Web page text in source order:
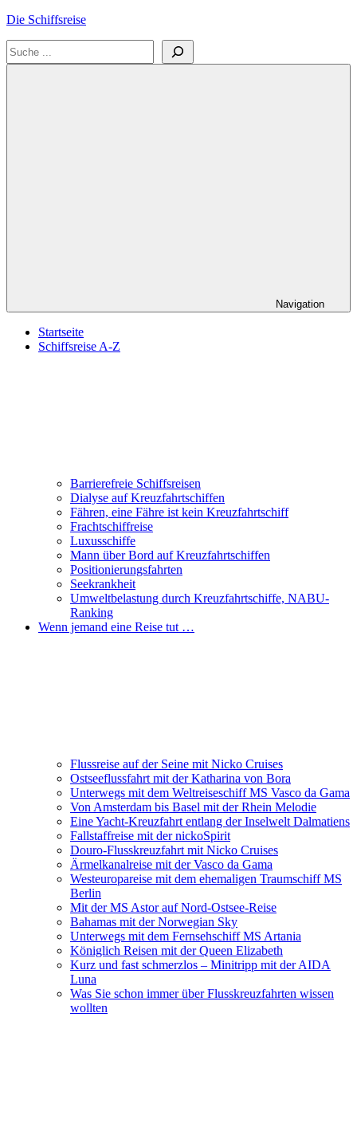
Zum
springen
Die Schiffsreise
Literatur-
Suchen
Navigation
Startseite
Schiffsreise A-Z
Barrierefreie Schiffsreisen
Dialyse auf Kreuzfahrtschiffen
Fähren, eine Fähre ist kein Kreuzfahrtschiff
Frachtschiffreise
Luxusschiffe
Mann über Bord auf Kreuzfahrtschiffen
Positionierungsfahrten
Seekrankheit
Umweltbelastung durch Kreuzfahrtschiffe, NABU-
Ranking
Wenn jemand eine Reise tut …
Flussreise auf der Seine mit Nicko Cruises
Ostseeflussfahrt mit der Katharina von Bora
Unterwegs mit dem Weltreiseschiff MS Vasco da Gama
Von Amsterdam bis Basel mit der Rhein Melodie
Eine Yacht-Kreuzfahrt entlang der Inselwelt Dalmatiens
Fallstaffreise mit der nickoSpirit
Douro-Flusskreuzfahrt mit Nicko Cruises
Ärmelkanalreise mit der Vasco da Gama
Westeuropareise mit dem ehemaligen Traumschiff MS
Berlin
Mit der MS Astor auf Nord-Ostsee-Reise
Bahamas mit der Norwegian Sky
Unterwegs mit dem Fernsehschiff MS Artania
Königlich Reisen mit der Queen Elizabeth
Kurz und fast schmerzlos – Minitripp mit der AIDA
Luna
Was Sie schon immer über Flusskreuzfahrten wissen
wollten